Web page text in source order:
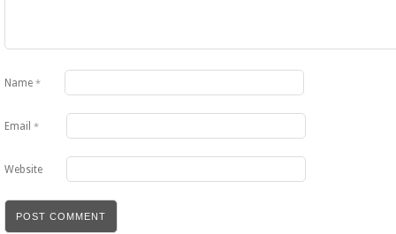
Name *
Email *
Website